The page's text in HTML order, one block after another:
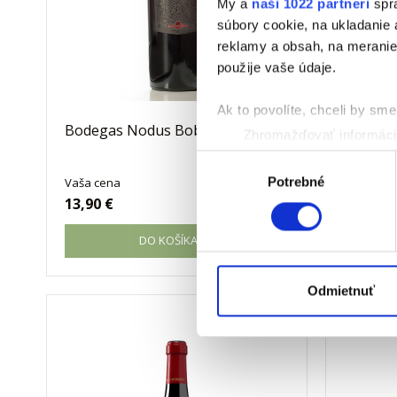
My a naši 1022 partneri
súbory cookie, na
reklamy a obsah, na
použije vaše údaje.
Ak to povolíte, chceli by
Zhromažďovať
Identifikovať vaše
Viac informácií o tom, ako
kedykoľvek zmeniť alebo
cookie. Informácie o tom,
médií, inzercie a analýzy.
Potrebné
Odmietnuť
Bodegas Nodus Bobal
Vaša cena
13,90 €
DO KOŠÍKA